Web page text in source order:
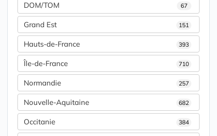
DOM/TOM 67
Grand Est 151
Hauts-de-France 393
Île-de-France 710
Normandie 257
Nouvelle-Aquitaine 682
Occitanie 384